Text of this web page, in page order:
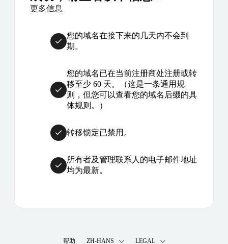
更多信息
您的域名在接下来的几天内不会到
期。
您的域名已在当前注册商处注册或转
移至少 60 天。（这是一条通用规
则，但您可以查看您的域名后缀的具
体规则。）
转移锁定已禁用。
所有者及管理联系人的电子邮件地址
均为最新。
帮助 ZH-HANS LEGAL